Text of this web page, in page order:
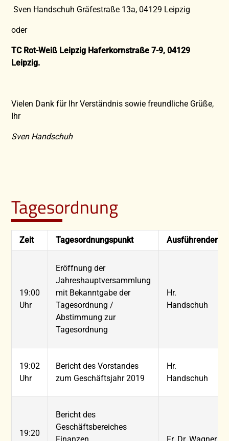
Sven Handschuh Gräfestraße 13a, 04129 Leipzig
oder
TC Rot-Weiß Leipzig Haferkornstraße 7-9, 04129
Leipzig.
Vielen Dank für Ihr Verständnis sowie freundliche Grüße,
Ihr
Sven Handschuh
Tagesordnung
Zeit Tagesordnungspunkt Ausführender
19:00
Uhr
Eröffnung der
Jahreshauptversammlung
mit Bekanntgabe der
Tagesordnung /
Abstimmung zur
Tagesordnung
Hr.
Handschuh
19:02
Uhr
Bericht des Vorstandes
zum Geschäftsjahr 2019
Hr.
Handschuh
19:20
Bericht des
Geschäftsbereiches